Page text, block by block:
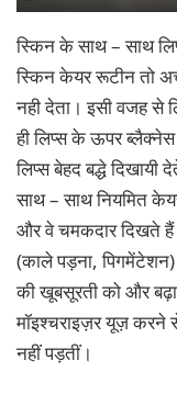
स्किन के साथ – साथ
स्किन केयर रूटीन तो
नही देता। इसी वजह
ही लिप्स के ऊपर
लिप्स बेहद बद्धे
साथ – साथ नियमित
और वे चमकदार दिखते
(काले पड़ना,
की खूबसूरती को और
मॉइश्चराइज़र यूज़ करने
नहीं पड़तीं।